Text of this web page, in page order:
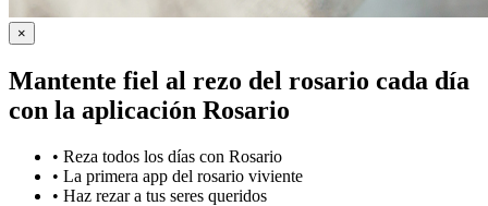
×
Mantente fiel al rezo del rosario cada día
con la aplicación Rosario
• Reza todos los días con Rosario
• La primera app del rosario viviente
• Haz rezar a tus seres queridos